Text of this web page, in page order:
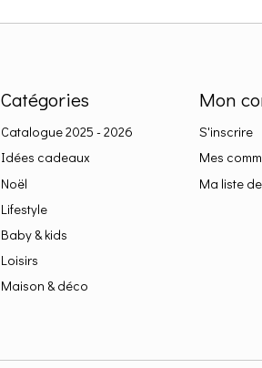
Catégories
Catalogue 2025 - 2026
Idées cadeaux
Noël
Lifestyle
Baby & kids
Loisirs
Maison & déco
Mon
S'inscrire
Mes
Ma liste